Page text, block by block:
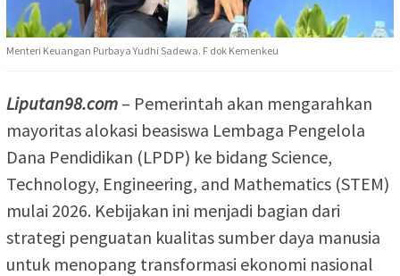
Menteri Keuangan Purbaya Yudhi Sadewa. F dok Kemenkeu
Liputan98.com – Pemerintah akan mengarahkan
mayoritas alokasi beasiswa Lembaga Pengelola
Dana Pendidikan (LPDP) ke bidang Science,
Technology, Engineering, and Mathematics (STEM)
mulai 2026. Kebijakan ini menjadi bagian dari
strategi penguatan kualitas sumber daya manusia
untuk menopang transformasi ekonomi nasional